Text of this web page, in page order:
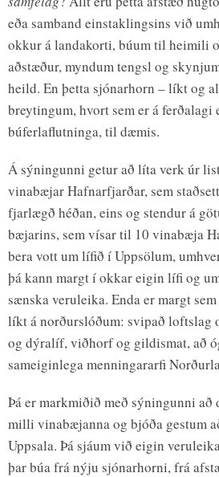
eða samband einstaklingsins við
okkur á landakorti, búum til heimili
aðstæður, myndum tengsl og
heild. En þetta sjónarhorn – líkt og
breytingum, hvort sem er á ferðalagi
búferlaflutninga, til dæmis.
Á sýningunni getur að líta verk úr
vinabæjar Hafnarfjarðar, sem
fjarlægð héðan, eins og stendur á
bæjarins, sem vísar til 10 vinabæja
bera vott um lífið í Uppsölum,
þá kann margt í okkar eigin lífi og
sænska veruleika. Enda er margt
líkt á norðurslóðum: svipað loftslag
og dýralíf, viðhorf og gildismat, að
sameiginlega menningararfi
Þá er markmiðið með sýningunni að
milli vinabæjanna og bjóða gestum
Uppsala. Þá sjáum við eigin
þar búa frá nýju sjónarhorni, frá